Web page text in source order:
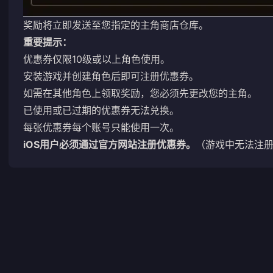
奖励将立即发送至您指定的主角商店仓库。
重要提示：
优惠券仅限10级或以上角色使用。
安装游戏并创建角色后即可注册优惠券。
如需在其他角色上领取奖励，您必须先更改您的主角。
已使用或已过期的优惠券无法兑换。
每张优惠券每个账号只能使用一次。
iOS用户必须通过官方网站注册优惠券。
（游戏中无法注